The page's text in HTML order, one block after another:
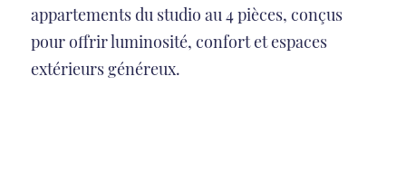
appartements du studio au 4 pièces, conçus
pour offrir luminosité, confort et espaces
extérieurs généreux.